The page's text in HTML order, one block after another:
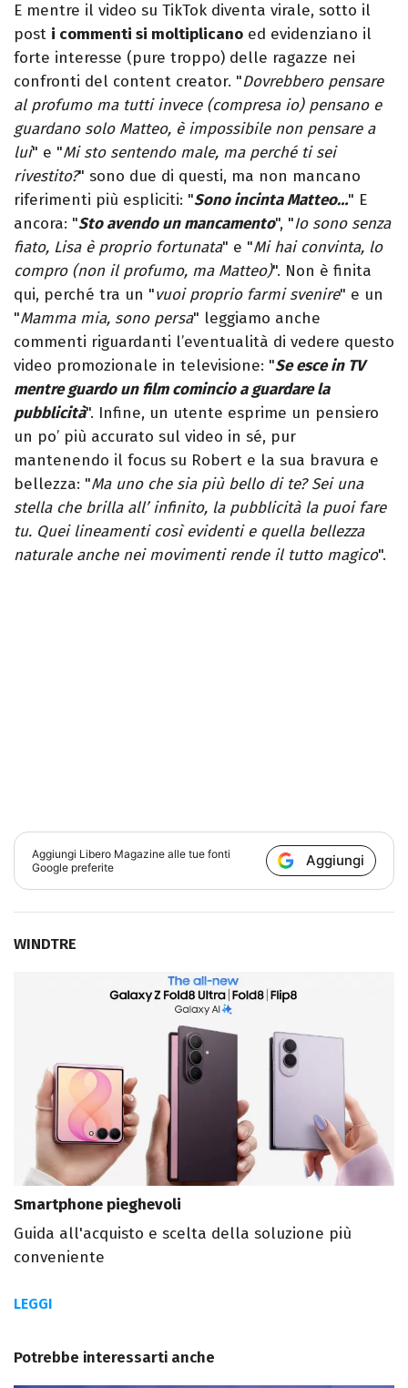
E mentre il video su TikTok diventa virale, sotto il
post i commenti si moltiplicano ed evidenziano il
forte interesse (pure troppo) delle ragazze nei
confronti del content creator. "Dovrebbero pensare
al profumo ma tutti invece (compresa io) pensano e
guardano solo Matteo, è impossibile non pensare a
lui" e "Mi sto sentendo male, ma perché ti sei
rivestito?" sono due di questi, ma non mancano
riferimenti più espliciti: "Sono incinta Matteo…" E
ancora: "Sto avendo un mancamento", "Io sono senza
fiato, Lisa è proprio fortunata" e "Mi hai convinta, lo
compro (non il profumo, ma Matteo)". Non è finita
qui, perché tra un "vuoi proprio farmi svenire" e un
"Mamma mia, sono persa" leggiamo anche
commenti riguardanti l’eventualità di vedere questo
video promozionale in televisione: "Se esce in TV
mentre guardo un film comincio a guardare la
pubblicità". Infine, un utente esprime un pensiero
un po’ più accurato sul video in sé, pur
mantenendo il focus su Robert e la sua bravura e
bellezza: "Ma uno che sia più bello di te? Sei una
stella che brilla all’ infinito, la pubblicità la puoi fare
tu. Quei lineamenti così evidenti e quella bellezza
naturale anche nei movimenti rende il tutto magico".
Aggiungi Libero Magazine alle tue fonti
Google preferite
Aggiungi
WINDTRE
Smartphone pieghevoli
Guida all'acquisto e scelta della soluzione più
conveniente
LEGGI
Potrebbe interessarti anche